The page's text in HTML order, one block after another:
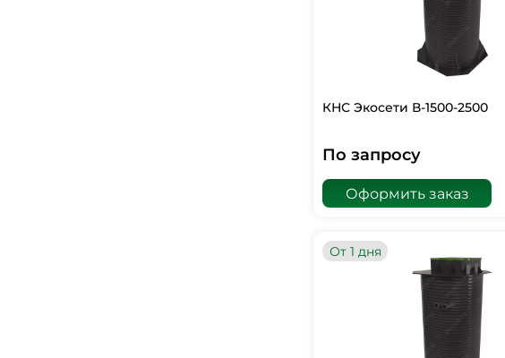
КНС Экосети В-1500-2500
По запросу
Оформить заказ
От 1 дня